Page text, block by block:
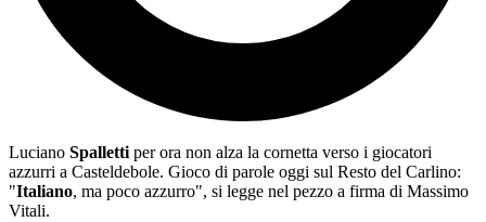
Luciano Spalletti per ora non alza la cornetta verso i giocatori
azzurri a Casteldebole. Gioco di parole oggi sul Resto del Carlino:
"Italiano, ma poco azzurro", si legge nel pezzo a firma di Massimo
Vitali.